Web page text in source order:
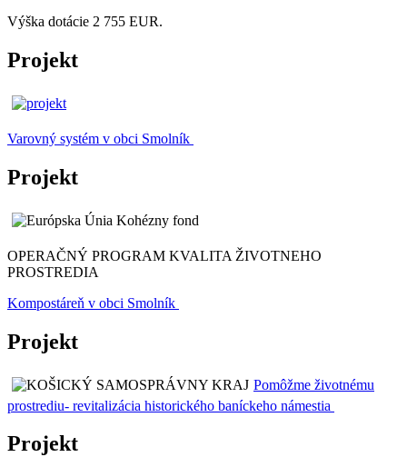
Výška dotácie 2 755 EUR.
Projekt
Varovný systém v obci Smolník
Projekt
OPERAČNÝ PROGRAM KVALITA ŽIVOTNEHO
PROSTREDIA
Kompostáreň v obci Smolník
Projekt
Pomôžme životnému
prostrediu- revitalizácia historického baníckeho námestia
Projekt